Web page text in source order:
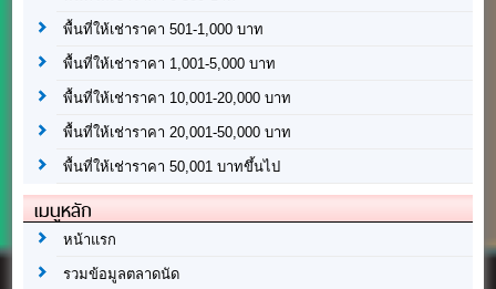
พื้นที่ให้เช่าราคา 501-1,000 บาท
พื้นที่ให้เช่าราคา 1,001-5,000 บาท
พื้นที่ให้เช่าราคา 10,001-20,000 บาท
พื้นที่ให้เช่าราคา 20,001-50,000 บาท
พื้นที่ให้เช่าราคา 50,001 บาทขึ้นไป
เมนูหลัก
หน้าแรก
รวมข้อมูลตลาดนัด